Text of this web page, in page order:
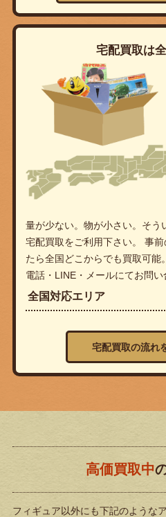
宅配買取は
量が少ない。物が小さい。そう
宅配買取をご利用下さい。 事
たら全国どこからでも買取可能。
電話・LINE・メールにてお問い
全国対応エリア
宅配買取の流れ
高価買取中
フィギュア以外にも下記のような